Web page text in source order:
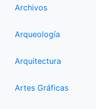
Archivos
Arqueología
Arquitectura
Artes Gráficas